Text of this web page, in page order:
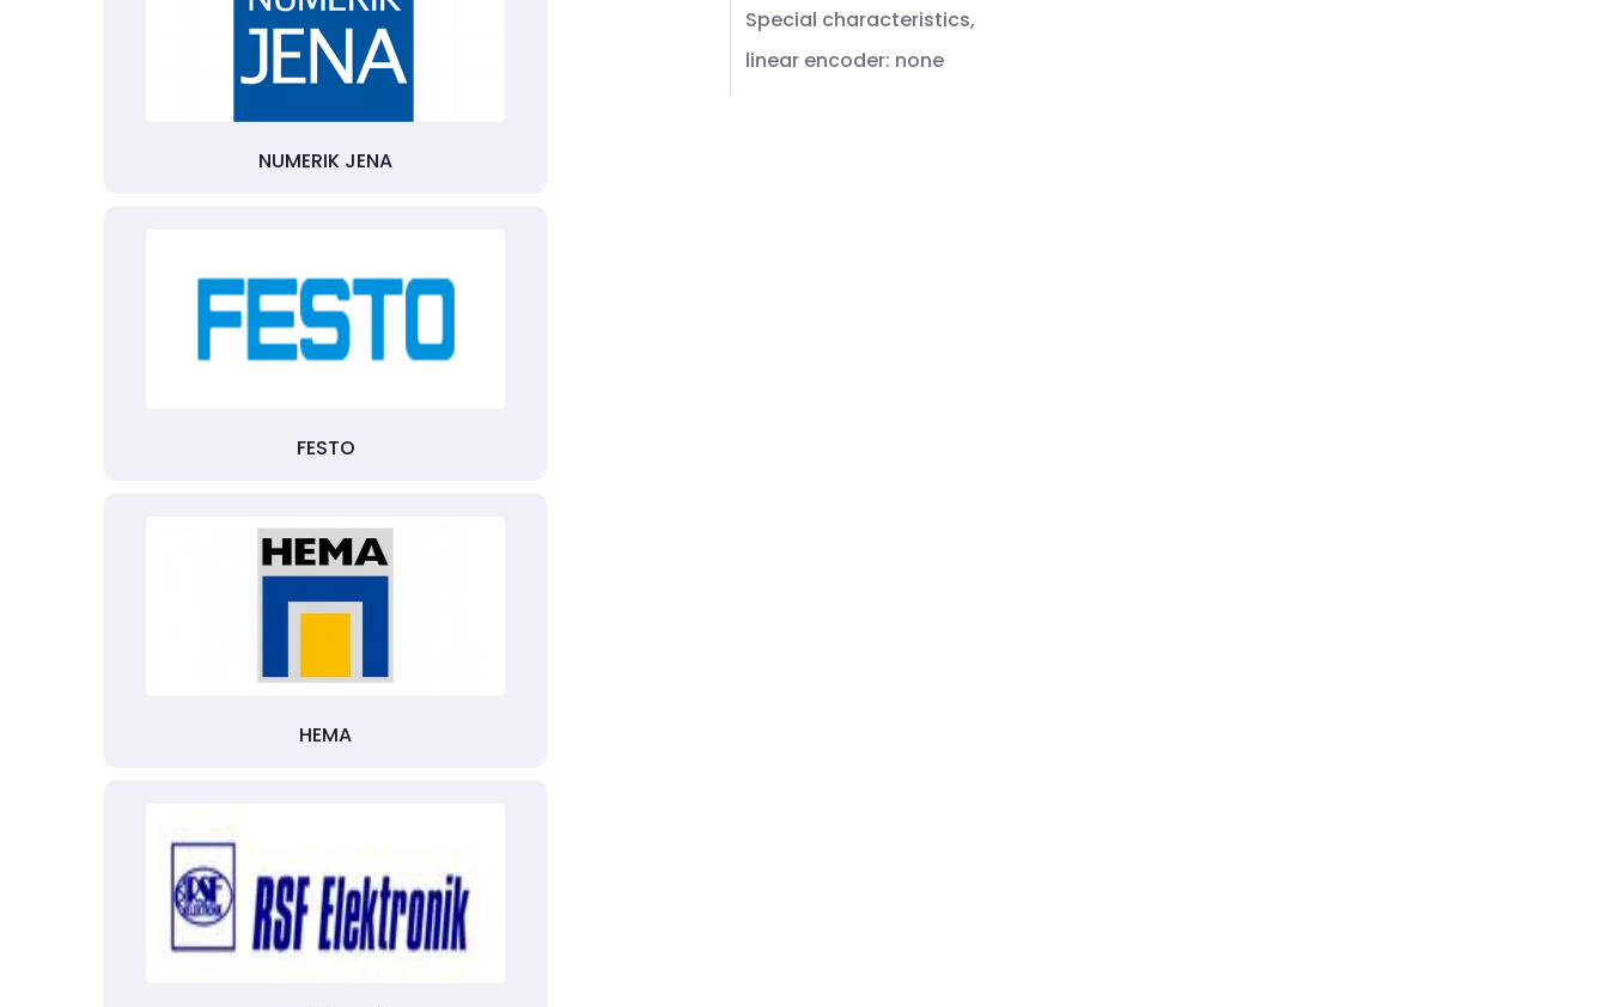
NUMERIK JENA
FESTO
HEMA
Special characteristics,
linear encoder: none